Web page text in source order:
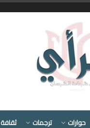
حوارات ترجمات